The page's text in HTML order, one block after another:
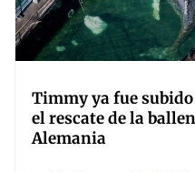
Timmy ya fue
el rescate de la
Alemania